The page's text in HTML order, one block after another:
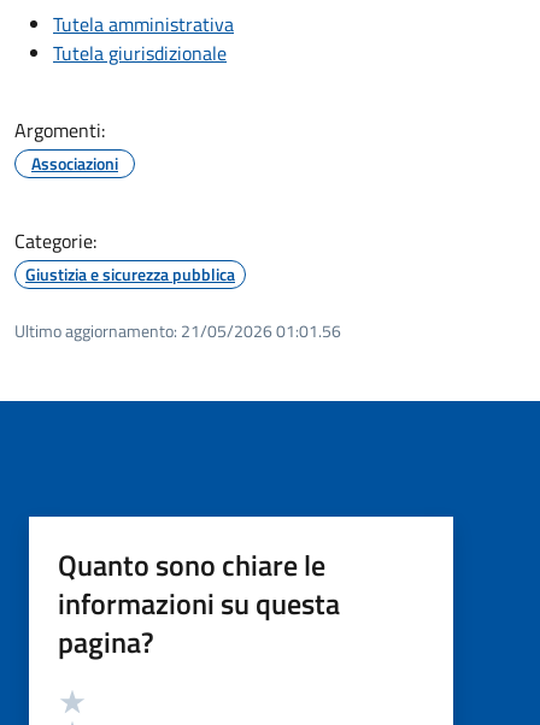
Tutela amministrativa
Tutela giurisdizionale
Argomenti:
Associazioni
Categorie:
Giustizia e sicurezza pubblica
Ultimo aggiornamento: 21/05/2026 01:01.56
Quanto sono chiare le
informazioni su questa
pagina?
Valutazione